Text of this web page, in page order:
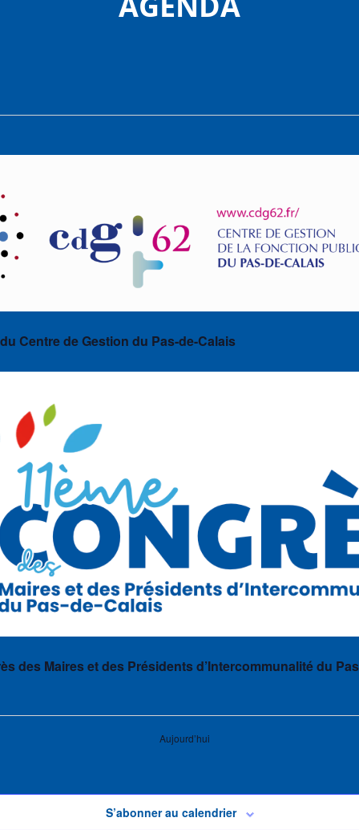
Centre de Gestion du Pas-de-Calais
des Maires et des Présidents d’Intercommunalité du
Aujourd’hui
S’abonner au calendrier